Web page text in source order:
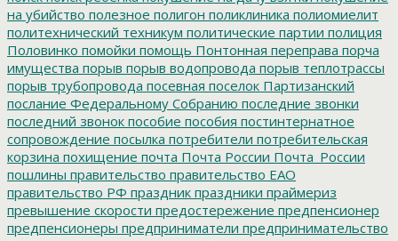
на убийство полезное полигон поликлиника полиомиелит
политехнический техникум политические партии полиция
Половинко помойки помощь Понтонная переправа порча
имущества порыв порыв водопровода порыв теплотрассы
порыв трубопровода посевная поселок Партизанский
послание Федеральному Собранию последние звонки
последний звонок пособие пособия постинтернатное
сопровождение посылка потребители потребительская
корзина похищение почта Почта России Почта_России
пошлины правительство правительство ЕАО
правительство РФ праздник праздники праймериз
превышение скорости предостережение предпенсионер
предпенсионеры предприниматели предпринимательство